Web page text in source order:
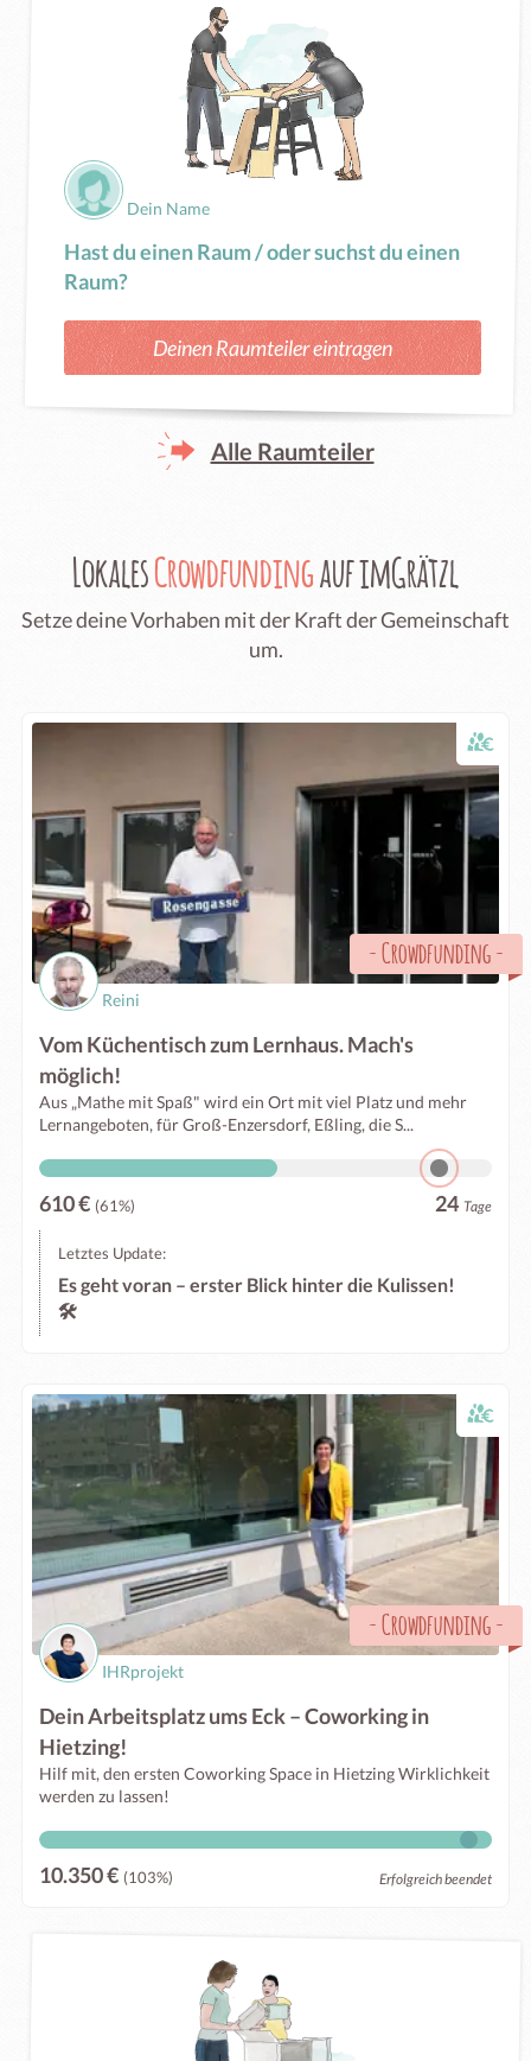
Dein Name
Hast du einen Raum / oder suchst du einen
Raum?
Deinen Raumteiler eintragen
Alle Raumteiler
LokalesCrowdfundingauf imGrätzl
Setze deine Vorhaben mit der Kraft der Gemeinschaft
um.
-Crowdfunding-
Reini
Vom Küchentisch zum Lernhaus. Mach's
möglich!
Aus „Mathe mit Spaß" wird ein Ort mit viel Platz und mehr
Lernangeboten, für Groß-Enzersdorf, Eßling, die S...
610 € (61%) 24 Tage
Letztes Update:
Es geht voran – erster Blick hinter die Kulissen!
🛠️
-Crowdfunding-
IHRprojekt
Dein Arbeitsplatz ums Eck – Coworking in
Hietzing!
Hilf mit, den ersten Coworking Space in Hietzing Wirklichkeit
werden zu lassen!
10.350 € (103%) Erfolgreich beendet